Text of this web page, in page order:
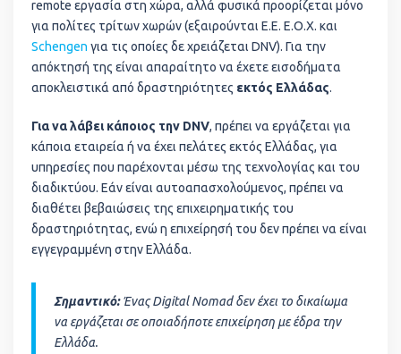
remote εργασία στη χώρα, αλλά φυσικά προορίζεται μόνο
για πολίτες τρίτων χωρών (εξαιρούνται Ε.Ε. Ε.Ο.Χ. και
Schengen για τις οποίες δε χρειάζεται DNV). Για την
απόκτησή της είναι απαραίτητο να έχετε εισοδήματα
αποκλειστικά από δραστηριότητες εκτός Ελλάδας.
Για να λάβει κάποιος την DNV, πρέπει να εργάζεται για
κάποια εταιρεία ή να έχει πελάτες εκτός Ελλάδας, για
υπηρεσίες που παρέχονται μέσω της τεχνολογίας και του
διαδικτύου. Εάν είναι αυτοαπασχολούμενος, πρέπει να
διαθέτει βεβαιώσεις της επιχειρηματικής του
δραστηριότητας, ενώ η επιχείρησή του δεν πρέπει να είναι
εγγεγραμμένη στην Ελλάδα.
Σημαντικό:Ένας Digital Nomad δεν έχει το δικαίωμα
να εργάζεται σε οποιαδήποτε επιχείρηση με έδρα την
Ελλάδα.